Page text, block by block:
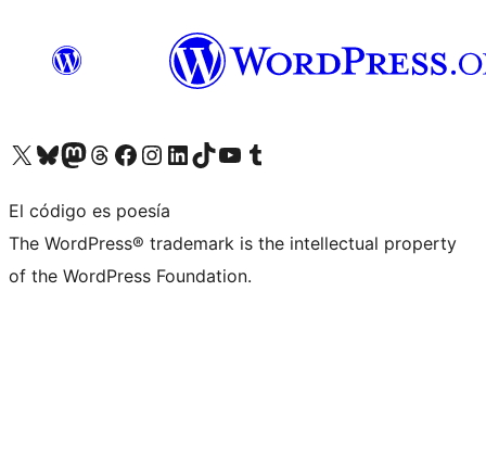
Visita nuestra cuenta de X (anteriormente Twitter)
Visita nuestra cuenta de Bluesky
Visita nuestra cuenta de Mastodon
Visita nuestra cuenta de Threads
Visita nuestra página de Facebook
Visita nuestra cuenta de Instagram
Visita nuestra cuenta de LinkedIn
Visita nuestra cuenta de TikTok
Visita nuestro canal de YouTube
Visita nuestra cuenta de Tumblr
El código es poesía
The WordPress® trademark is the intellectual property
of the WordPress Foundation.